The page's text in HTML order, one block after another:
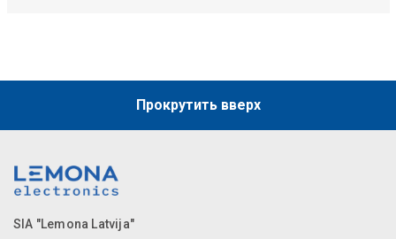
Прокрутить вверх
SIA "Lemona Latvija"